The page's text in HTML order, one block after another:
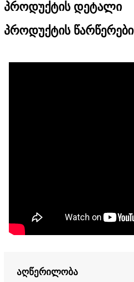
პროდუქტის დეტალი
პროდუქტის წარწერები
აღწერილობა